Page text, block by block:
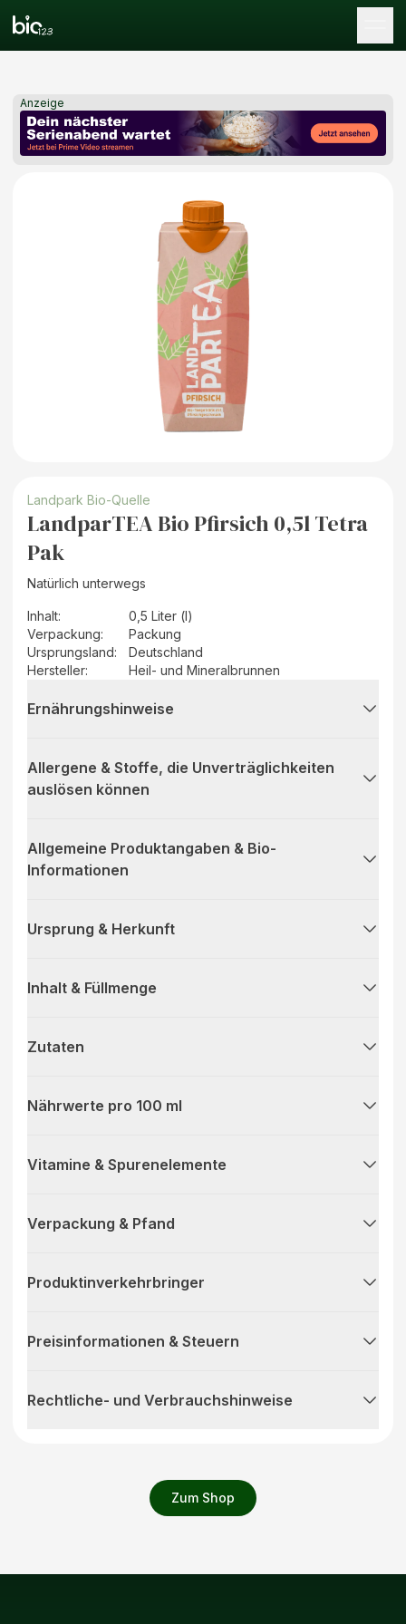
Anzeige
Zum Shop
Landpark Bio-Quelle
LandparTEA Bio Pfirsich 0,5l Tetra
Pak
Natürlich unterwegs
Inhalt:
0,5 Liter (l)
Verpackung:
Packung
Ursprungsland:
Deutschland
Hersteller: Heil- und Mineralbrunnen
Ernährungshinweise
Allergene & Stoffe, die Unverträglichkeiten
auslösen können
Allgemeine Produktangaben & Bio-
Informationen
Ursprung & Herkunft
Inhalt & Füllmenge
Zutaten
Nährwerte pro 100 ml
Vitamine & Spurenelemente
Verpackung & Pfand
Produktinverkehrbringer
Preisinformationen & Steuern
Rechtliche- und Verbrauchshinweise